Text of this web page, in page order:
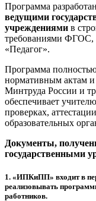
Программа
ведущими
учреждениями в
требованиями ФГОС,
«Педагог».
Программа
нормативным актам
Минтруда России и
обеспечивает
проверках,
образовательных
Документы,
государственными
1. «ИПКиПП» входит в
реализовывать
работников.